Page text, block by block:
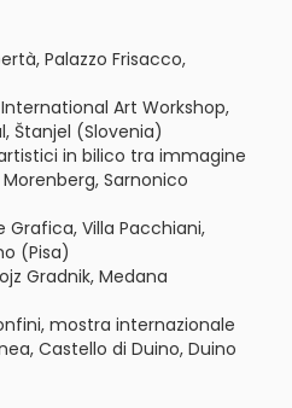
Palazzo Frisacco,
International Art Workshop,
Štanjel (Slovenia)
in bilico tra immagine
Sarnonico
Grafica, Villa Pacchiani,
(Pisa)
Gradnik, Medana
mostra internazionale
Castello di Duino, Duino